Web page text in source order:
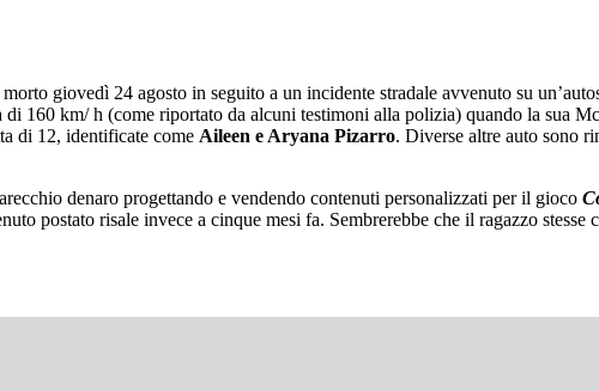
morto giovedì 24 agosto in seguito a un incidente stradale avvenuto su
160 km/ h (come riportato da alcuni testimoni alla polizia) quando la sua
di 12, identificate come Aileen e Aryana Pizarro. Diverse altre auto sono
denaro progettando e vendendo contenuti personalizzati per il gioco
postato risale invece a cinque mesi fa. Sembrerebbe che il ragazzo stesse